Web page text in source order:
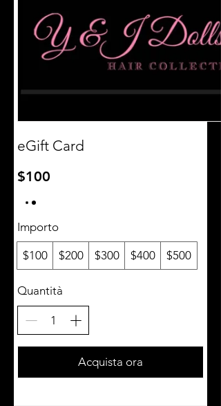
eGift Card
$100
Importo
$100 $200 $300 $400 $500
Quantità
Acquista ora